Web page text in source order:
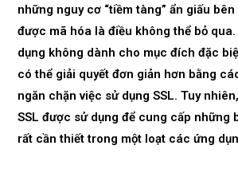
những nguy cơ “tiềm tàng” ẩn giấu
được mã hóa là điều không thể bỏ
dụng không dành cho mục đích đặc
có thể giải quyết đơn giản hơn bằng
ngăn chặn việc sử dụng SSL. Tuy
SSL được sử dụng để cung cấp những
rất cần thiết trong một loạt các ứng